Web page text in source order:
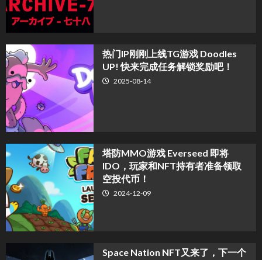
热门IP刚刚上线TG游戏 Doodles
UP! 快来完成任务解锁奖励吧！
2025-08-14
塔防MMO游戏 Everseed 即将
IDO，玩家和NFT持有者准备领取
空投代币！
2024-12-09
Space Nation NFT又来了，下一个